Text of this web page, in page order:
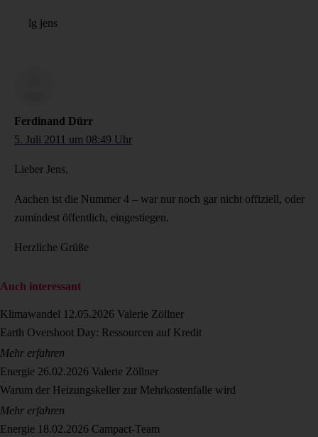
lg jens
Ferdinand Dürr
5. Juli 2011 um 08:49 Uhr
Lieber Jens,
Aachen ist die Nummer 4 – war nur noch gar nicht offiziell, oder
zumindest öffentlich, eingestiegen.
Herzliche Grüße
Auch interessant
Klimawandel 12.05.2026 Valerie Zöllner
Earth Overshoot Day: Ressourcen auf Kredit
Mehr erfahren
Energie 26.02.2026 Valerie Zöllner
Warum der Heizungskeller zur Mehrkostenfalle wird
Mehr erfahren
Energie 18.02.2026 Campact-Team